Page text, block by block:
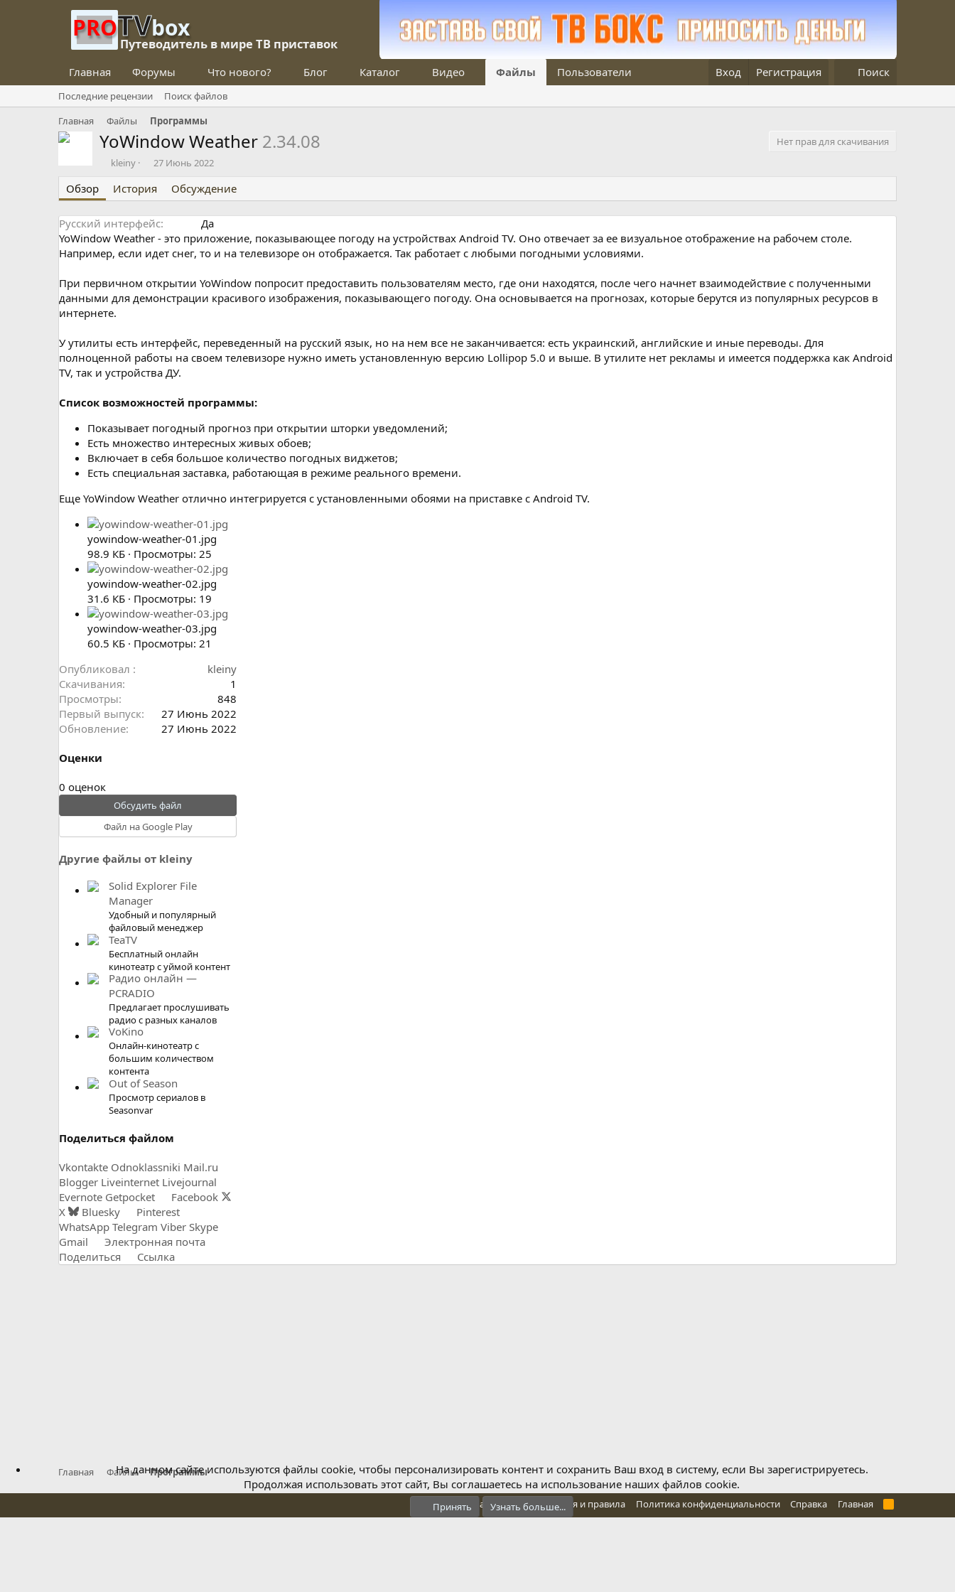
PROTVbox
Путеводитель в мире ТВ приставок
Главная Форумы Что нового? Блог Каталог Видео Файлы Пользователи Вход Регистрация Поиск
Последние рецензии
Поиск файлов
Главная
Файлы Программы
YoWindow Weather 2.34.08
Нет прав для скачивания
О
у
б
л
и
к
о
л
kleiny
Д
т
а
с
о
з
д
и
я
27 Июнь 2022
Обзор История Обсуждение
Русский интерфейс
Да
YoWindow Weather - это приложение, показывающее погоду на устройствах Android TV. Оно отвечает за ее визуальное отображение на рабочем столе.
Например, если идет снег, то и на телевизоре он отображается. Так работает с любыми погодными условиями.
При первичном открытии YoWindow попросит предоставить пользователям место, где они находятся, после чего начнет взаимодействие с полученными
данными для демонстрации красивого изображения, показывающего погоду. Она основывается на прогнозах, которые берутся из популярных ресурсов в
интернете.
У утилиты есть интерфейс, переведенный на русский язык, но на нем все не заканчивается: есть украинский, английские и иные переводы. Для
полноценной работы на своем телевизоре нужно иметь установленную версию Lollipop 5.0 и выше. В утилите нет рекламы и имеется поддержка как Android
TV, так и устройства ДУ.
Список возможностей программы:
Показывает погодный прогноз при открытии шторки уведомлений;
Есть множество интересных живых обоев;
Включает в себя большое количество погодных виджетов;
Есть специальная заставка, работающая в режиме реального времени.
Еще YoWindow Weather отлично интегрируется с установленными обоями на приставке с Android TV.
yowindow-weather-01.jpg
98.9 КБ · Просмотры: 25
yowindow-weather-02.jpg
31.6 КБ · Просмотры: 19
yowindow-weather-03.jpg
60.5 КБ · Просмотры: 21
Опубликовал
kleiny
Скачивания
1
Просмотры
848
Первый выпуск
27 Июнь 2022
Обновление
27 Июнь 2022
Оценки
0
.
0
в
0 оценок
Обсудить файл
Файл на Google Play
Другие файлы от kleiny
Solid Explorer File
Manager
Удобный и популярный
файловый менеджер
TeaTV
Бесплатный онлайн
кинотеатр с уймой контент
Радио онлайн —
PCRADIO
Предлагает прослушивать
радио с разных каналов
VoKino
Онлайн-кинотеатр с
большим количеством
контента
Out of Season
Просмотр сериалов в
Seasonvar
Поделиться файлом
Vkontakte Odnoklassniki Mail.ru
Blogger Liveinternet Livejournal
Evernote Getpocket
Facebook
X
Bluesky
Pinterest
WhatsApp Telegram Viber Skype
Gmail
Электронная почта
Поделиться
Ссылка
Главная Файлы Программы
Обратная связь Условия и правила Политика конфиденциальности Справка Главная
R
На данном сайте используются файлы cookie, чтобы персонализировать контент и сохранить Ваш вход в систему, если Вы зарегистрируетесь.
Продолжая использовать этот сайт, Вы соглашаетесь на использование наших файлов cookie.
Принять Узнать больше...